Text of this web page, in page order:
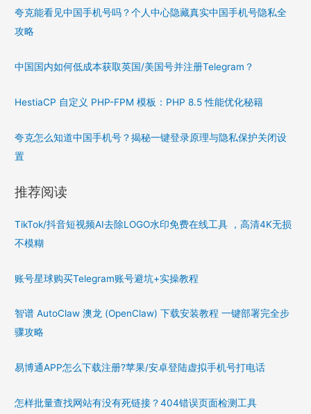
夸克能看见中国手机号吗？个人中心隐藏真实中国手机号隐私全
攻略
中国国内如何低成本获取英国/美国号并注册Telegram？
HestiaCP 自定义 PHP-FPM 模板：PHP 8.5 性能优化秘籍
夸克怎么知道中国手机号？揭秘一键登录原理与隐私保护关闭设
置
推荐阅读
TikTok/抖音短视频AI去除LOGO水印免费在线工具 ，高清4K无损
不模糊
账号星球购买Telegram账号避坑+实操教程
智谱 AutoClaw 澳龙 (OpenClaw) 下载安装教程 一键部署完全步
骤攻略
易博通APP怎么下载注册?苹果/安卓登陆虚拟手机号打电话
怎样批量查找网站有没有死链接？404错误页面检测工具